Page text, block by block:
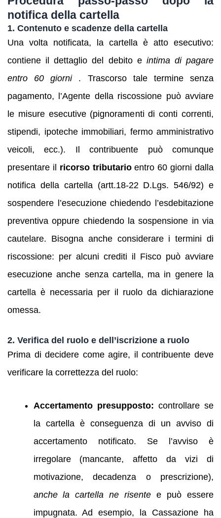
notifica della cartella
1. Contenuto e scadenze della cartella
Una volta notificata, la cartella è atto esecutivo:
contiene il dettaglio del debito e intima di pagare
entro 60 giorni. Trascorso tale termine senza
pagamento, l’Agente della riscossione può avviare
le misure esecutive (pignoramenti di conti correnti,
stipendi, ipoteche immobiliari, fermo amministrativo
veicoli, ecc.). Il contribuente può comunque
presentare il ricorso tributarioentro 60 giorni dalla
notifica della cartella (artt.18-22 D.Lgs. 546/92) e
sospendere l’esecuzione chiedendo l’esdebitazione
preventiva oppure chiedendo la sospensione in via
cautelare. Bisogna anche considerare i termini di
riscossione: per alcuni crediti il Fisco può avviare
esecuzione anche senza cartella, ma in genere la
cartella è necessaria per il ruolo da dichiarazione
omessa.
2. Verifica del ruolo e dell’iscrizione a ruolo
Prima di decidere come agire, il contribuente deve
verificare la correttezza del ruolo:
Accertamento presupposto: controllare se
la cartella è conseguenza di un avviso di
accertamento notificato. Se l’avviso è
irregolare (mancante, affetto da vizi di
motivazione, decadenza o prescrizione),
anche la cartella ne risente e può essere
impugnata. Ad esempio, la Cassazione ha